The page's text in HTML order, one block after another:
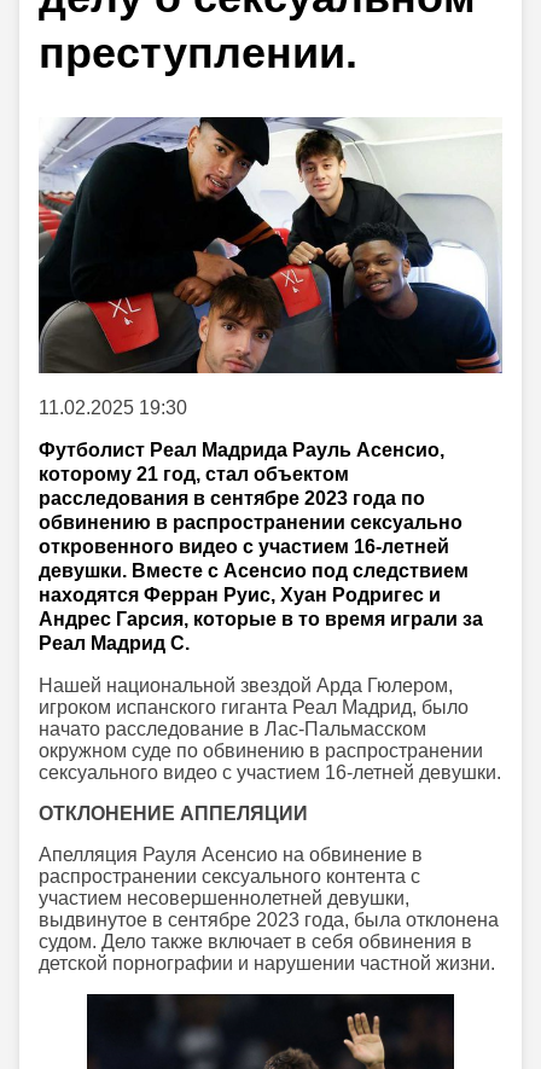
преступлении.
11.02.2025 19:30
Футболист Реал Мадрида Рауль Асенсио,
которому 21 год, стал объектом
расследования в сентябре 2023 года по
обвинению в распространении сексуально
откровенного видео с участием 16-летней
девушки. Вместе с Асенсио под следствием
находятся Ферран Руис, Хуан Родригес и
Андрес Гарсия, которые в то время играли за
Реал Мадрид C.
Нашей национальной звездой Арда Гюлером,
игроком испанского гиганта Реал Мадрид, было
начато расследование в Лас-Пальмасском
окружном суде по обвинению в распространении
сексуального видео с участием 16-летней девушки.
ОТКЛОНЕНИЕ АППЕЛЯЦИИ
Апелляция Рауля Асенсио на обвинение в
распространении сексуального контента с
участием несовершеннолетней девушки,
выдвинутое в сентябре 2023 года, была отклонена
судом. Дело также включает в себя обвинения в
детской порнографии и нарушении частной жизни.